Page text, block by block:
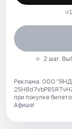
2 шаг.
Реклама. ООО
при покупке
Афише!